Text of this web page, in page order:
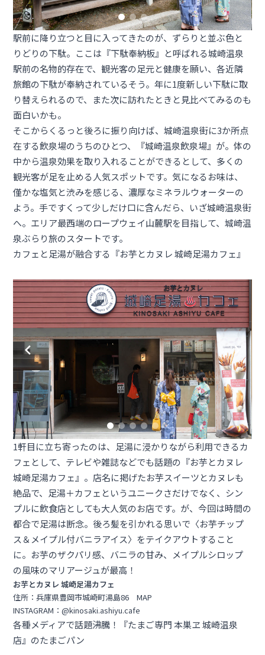
駅前に降り立つと目に入ってきたのが、ずらりと並ぶ色と
りどりの下駄。ここは『下駄奉納板』と呼ばれる城崎温泉
駅前の名物的存在で、観光客の足元と健康を願い、各近隣
旅館の下駄が奉納されているそう。年に1度新しい下駄に取
り替えられるので、また次に訪れたときと見比べてみるのも
面白いかも。
そこからくるっと後ろに振り向けば、城崎温泉街に3か所点
在する飲泉場のうちのひとつ、『城崎温泉飲泉場』が。体の
中から温泉効果を取り入れることができるとして、多くの
観光客が足を止める人気スポットです。気になるお味は、
僅かな塩気と渋みを感じる、濃厚なミネラルウォーターの
よう。手ですくって少しだけ口に含んだら、いざ城崎温泉街
へ。エリア最西端のロープウェイ山麓駅を目指して、城崎温
泉ぶらり旅のスタートです。
カフェと足湯が融合する『お芋とカヌレ 城崎足湯カフェ』
1軒目に立ち寄ったのは、足湯に浸かりながら利用できるカ
フェとして、テレビや雑誌などでも話題の『お芋とカヌレ
城崎足湯カフェ』。店名に掲げたお芋スイーツとカヌレも
絶品で、足湯＋カフェというユニークさだけでなく、シン
プルに飲食店としても大人気のお店です。が、今回は時間の
都合で足湯は断念。後ろ髪を引かれる思いで〈お芋チップ
ス＆メイプル付バニラアイス〉をテイクアウトすること
に。お芋のザクパリ感、バニラの甘み、メイプルシロップ
の風味のマリアージュが最高！
お芋とカヌレ 城崎足湯カフェ
住所：兵庫県豊岡市城崎町湯島86MAP
INSTAGRAM：@kinosaki.ashiyu.cafe
各種メディアで話題沸騰！『たまご専門 本巣ヱ 城崎温泉
店』のたまごパン